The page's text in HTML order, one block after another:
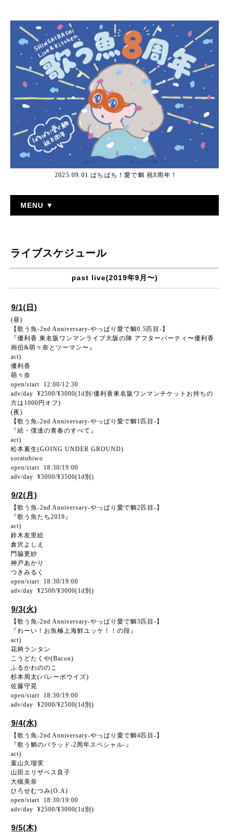
2025.09.01 ぱちぱち！愛で鯛 祝8周年！
MENU ▼
ライブスケジュール
past live(2019年9月〜)
9/1(日)
(昼)
【歌う魚-2nd Anniversary-やっぱり愛で鯛0.5匹目-】
『優利香 東名阪ワンマンライブ大阪の陣 アフターパーティ〜優利香
画伯&萌々奈とツーマン〜』
act)
優利香
萌々奈
open/start 12:00/12:30
adv/day ¥2500/¥3000(1d別/優利香東名阪ワンマンチケットお持ちの
方は1000円オフ)
(夜)
【歌う魚-2nd Anniversary-やっぱり愛で鯛1匹目-】
『続・僕達の青春のすべて』
act)
松本素生(GOING UNDER GROUND)
soratobiwo
open/start 18:30/19:00
adv/day ¥3000/¥3500(1d別)
9/2(月)
【歌う魚-2nd Anniversary-やっぱり愛で鯛2匹目-】
『歌う魚たち2019』
act)
鈴木友里絵
倉沢よしえ
門脇更紗
神戸あかり
つきみるく
open/start 18:30/19:00
adv/day ¥2500/¥3000(1d別)
9/3(火)
【歌う魚-2nd Anniversary-やっぱり愛で鯛3匹目-】
『わーい！お魚極上海鮮ユッケ！！の段』
act)
花柄ランタン
こうどたくや(Bacon)
ふるかわののこ
杉本周太(バレーボウイズ)
佐藤守晃
open/start 18:30/19:00
adv/day ¥2000/¥2500(1d別)
9/4(水)
【歌う魚-2nd Anniversary-やっぱり愛で鯛4匹目-】
『歌う鯛のバラッド-2周年スペシャル-』
act)
葉山久瑠実
山田エリザベス良子
大槻美奈
ひろせむつみ(O.A)
open/start 18:30/19:00
adv/day ¥2500/¥3000(1d別)
9/5(木)